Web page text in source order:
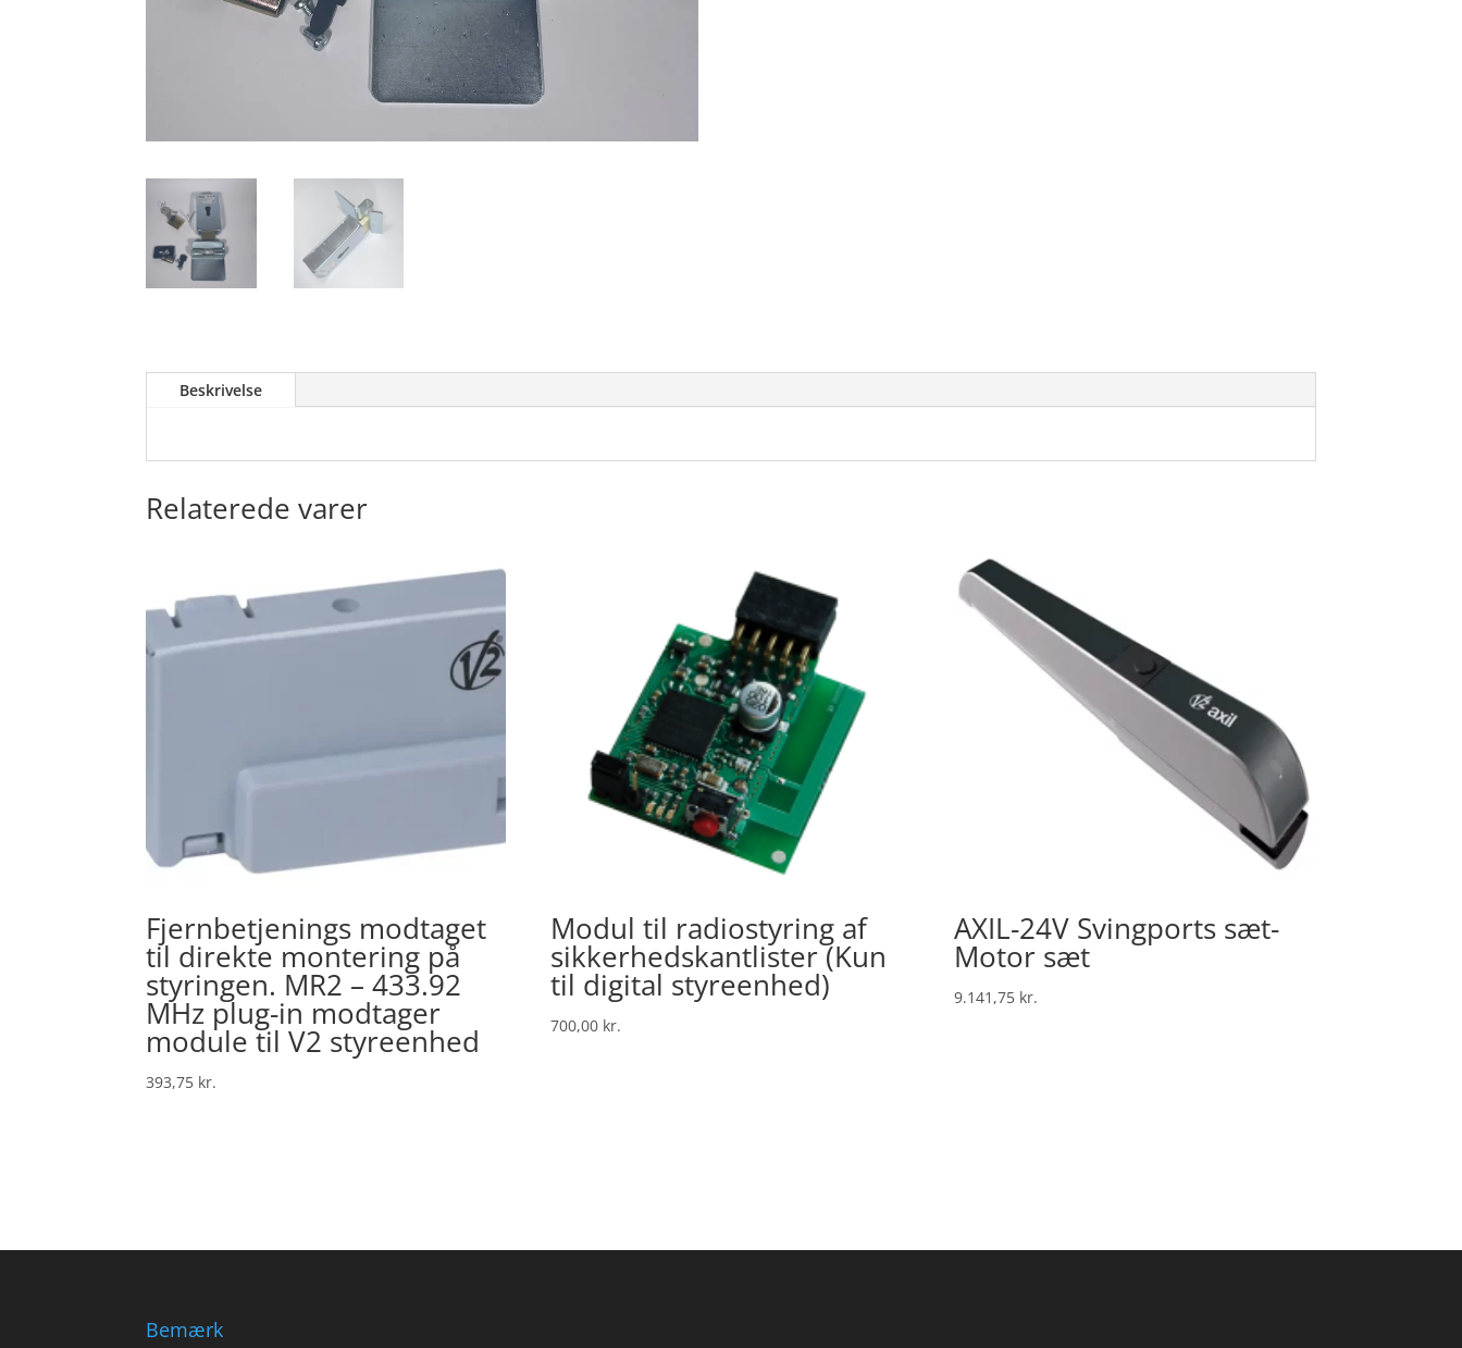
Beskrivelse
Relaterede varer
Fjernbetjenings modtaget
til direkte montering på
styringen. MR2 – 433.92
MHz plug-in modtager
module til V2 styreenhed
393,75 kr.
Modul til radiostyring af
sikkerhedskantlister (Kun
til digital styreenhed)
700,00 kr.
AXIL-24V Svingports sæt-
Motor sæt
9.141,75 kr.
Bemærk